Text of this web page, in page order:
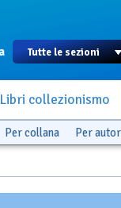
Libri collezionismo
Per collana Per